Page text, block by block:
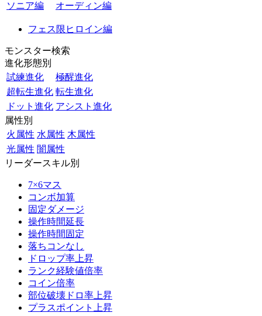
ソニア編
オーディン編
フェス限ヒロイン編
モンスター検索
進化形態別
試練進化
極醒進化
超転生進化 転生進化
ドット進化 アシスト進化
属性別
火属性 水属性 木属性
光属性 闇属性
リーダースキル別
7×6マス
コンボ加算
固定ダメージ
操作時間延長
操作時間固定
落ちコンなし
ドロップ率上昇
ランク経験値倍率
コイン倍率
部位破壊ドロ率上昇
プラスポイント上昇